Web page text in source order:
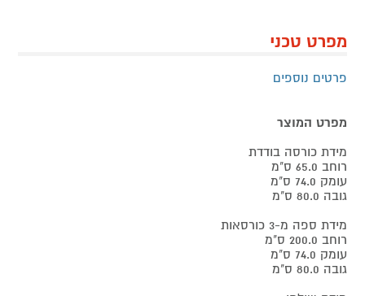
מפרט טכני
פרטים נוספים
מפרט המוצר
מידת כורסה בודדת
רוחב 65.0 ס"מ
עומק 74.0 ס"מ
גובה 80.0 ס"מ
מידת ספה מ-3 כורסאות
רוחב 200.0 ס"מ
עומק 74.0 ס"מ
גובה 80.0 ס"מ